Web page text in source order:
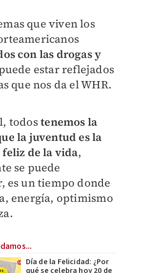
que viven los
con las drogas y
estar reflejados
que nos da el WHR.
todostenemos la
la juventud es la
feliz de la vida,
se puede
es un tiempo donde
energía, optimismo
Día de la Felicidad: ¿Por
qué se celebra hoy 20 de